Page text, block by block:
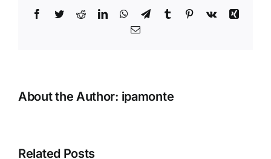
Facebook
TwitterRedditLinkedInWhatsApp
TelegramTumblr Pinterest
Vk
Xing
Email
About the Author: ipamonte
Related Posts